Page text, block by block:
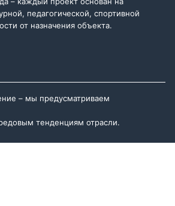
педагогической, спортивной
от назначения объекта.
– мы предусматриваем
тенденциям отрасли.